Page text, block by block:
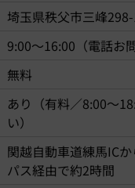
埼玉県秩父市三峰
9:00～16:00（電話お
無料
あり（有料／8:00～
い）
関越自動車道練馬IC
パス経由で約2時間